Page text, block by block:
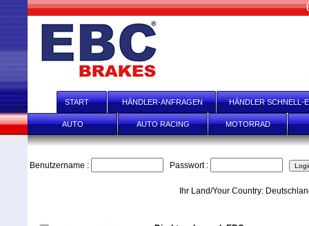
START HÄNDLER-ANFRAGEN HÄNDLER SCHNELL-
AUTO AUTO RACING MOTORRAD
Benutzername : Passwort :
Ihr Land/Your Country: